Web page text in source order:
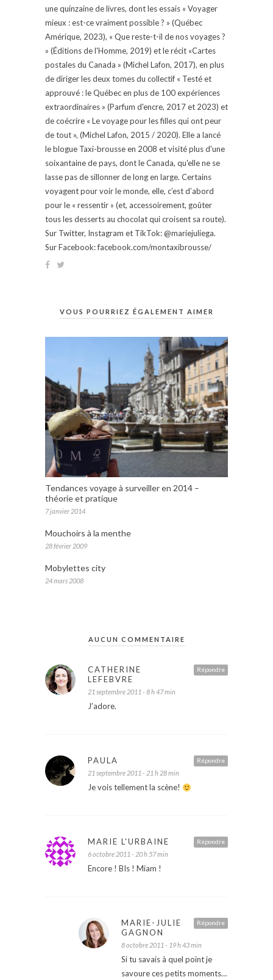
une quinzaine de livres, dont les essais « Voyager
mieux : est-ce vraiment possible ? » (Québec
Amérique, 2023), « Que reste-t-il de nos voyages ?
» (Éditions de l'Homme, 2019) et le récit «Cartes
postales du Canada » (Michel Lafon, 2017), en plus
de diriger les deux tomes du collectif « Testé et
approuvé : le Québec en plus de 100 expériences
extraordinaires » (Parfum d'encre, 2017 et 2023) et
de coécrire « Le voyage pour les filles qui ont peur
de tout », (Michel Lafon, 2015 / 2020). Elle a lancé
le blogue Taxi-brousse en 2008 et visité plus d'une
soixantaine de pays, dont le Canada, qu'elle ne se
lasse pas de sillonner de long en large. Certains
voyagent pour voir le monde, elle, c’est d’abord
pour le « ressentir » (et, accessoirement, goûter
tous les desserts au chocolat qui croisent sa route).
Sur Twitter, Instagram et TikTok: @mariejuliega.
Sur Facebook: facebook.com/montaxibrousse/
VOUS POURRIEZ ÉGALEMENT AIMER
Tendances voyage à surveiller en 2014 –
théorie et pratique
7 janvier 2014
Mouchoirs à la menthe
28 février 2009
Mobylettes city
24 mars 2008
AUCUN COMMENTAIRE
Répondre
CATHERINE
LEFEBVRE
21 septembre 2011 - 8 h 47 min
J’adore.
Répondre
PAULA
21 septembre 2011 - 21 h 28 min
Je vois tellement la scène!
Répondre
MARIE L'URBAINE
6 octobre 2011 - 20 h 57 min
Encore ! BIs ! Miam !
Répondre
MARIE-JULIE
GAGNON
8 octobre 2011 - 19 h 43 min
Si tu savais à quel point je
savoure ces petits moments…